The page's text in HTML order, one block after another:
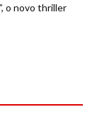
o novo thriller